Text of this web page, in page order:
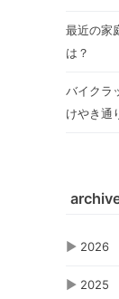
最近の家
は？
バイクラ
けやき通
▶ 2026
▶ 2025